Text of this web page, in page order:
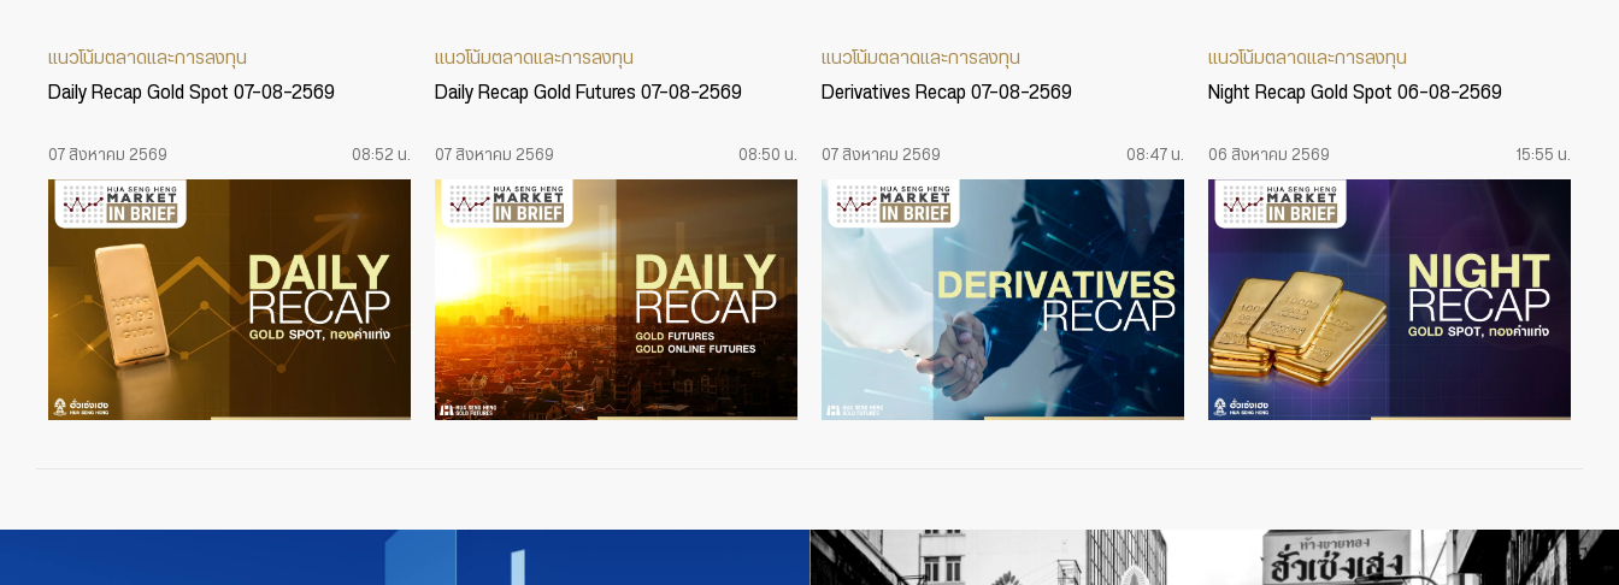
แนวโน้มตลาดและการลงทุน
Daily Recap Gold Spot 07-08-2569
07 สิงหาคม 2569 08:52 น.
แนวโน้มตลาดและการลงทุน
Daily Recap Gold Futures 07-08-2569
07 สิงหาคม 2569 08:50 น.
แนวโน้มตลาดและการลงทุน
Derivatives Recap 07-08-2569
07 สิงหาคม 2569 08:47 น.
แนวโน้มตลาดและการลงทุน
Night Recap Gold Spot 06-08-2569
06 สิงหาคม 2569 15:55 น.